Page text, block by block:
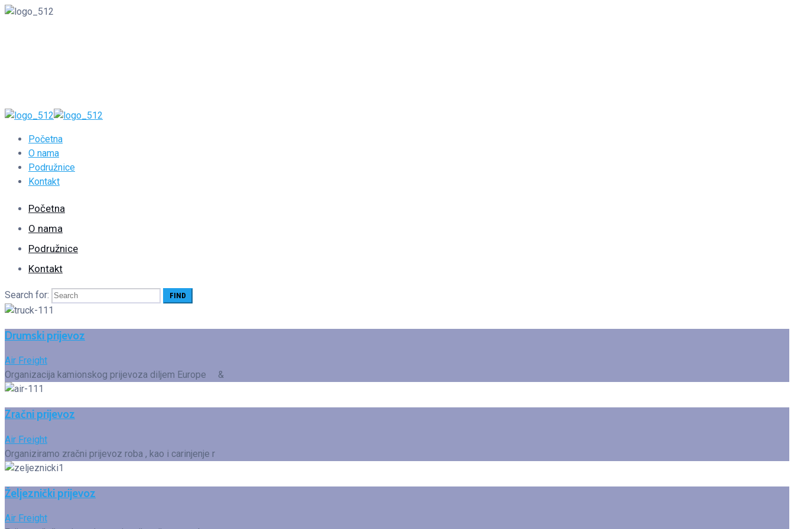
Početna
O nama
Podružnice
Kontakt
Početna
O nama
Podružnice
Kontakt
Search for:
Drumski prijevoz
Air Freight
Organizacija kamionskog prijevoza diljem Europe &
Zračni prijevoz
Air Freight
Organiziramo zračni prijevoz roba , kao i carinjenje r
Željeznički prijevoz
Air Freight